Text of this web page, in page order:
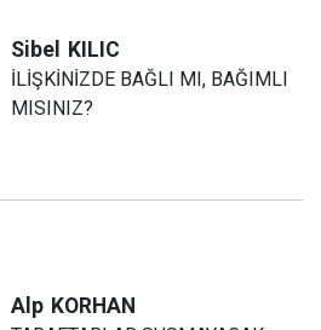
Sibel KILIC
İLİŞKİNİZDE BAĞLI MI, BAĞIMLI
MISINIZ?
Alp KORHAN